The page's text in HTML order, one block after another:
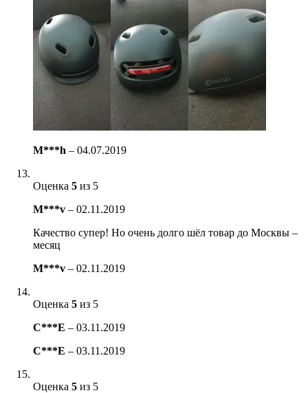
M***h – 04.07.2019
Оценка 5 из 5
M***v – 02.11.2019
Качество супер! Но очень долго шёл товар до Москвы –
месяц
M***v – 02.11.2019
Оценка 5 из 5
C***E – 03.11.2019
C***E – 03.11.2019
Оценка 5 из 5